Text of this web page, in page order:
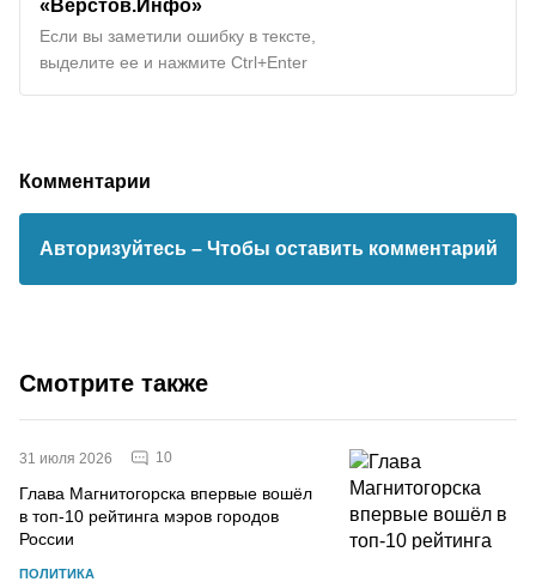
Если вы заметили ошибку в тексте,
выделите ее и нажмите Ctrl+Enter
Комментарии
Авторизуйтесь – Чтобы оставить комментарий
Смотрите также
31 июля 2026 10
Глава Магнитогорска впервые вошёл
в топ-10 рейтинга мэров городов
России
ПОЛИТИКА